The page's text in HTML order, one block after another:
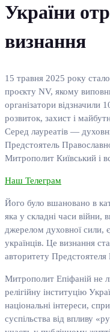
України
визнання
15 травня 2025 року
проєкту NV, якому
організатори відзначили
розвиток, захист і
Серед лауреатів —
Предстоятель
Митрополит Київський і
Наш Телеграм
Його було вшановано в
яка у складні часи війни,
джерелом духовної сили,
українців. Це визнання
авторитету Предстоятеля
Митрополит Епіфаній не
релігійну інституцію
національні інтереси,
суспільства від впливу